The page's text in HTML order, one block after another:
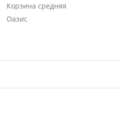
Корзина средняя
Оазис